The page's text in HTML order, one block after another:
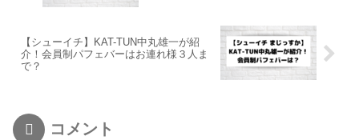
【シューイチ】KAT-TUN中丸雄一が紹
介！会員制パフェバーはお連れ様３人ま
で？
コメント